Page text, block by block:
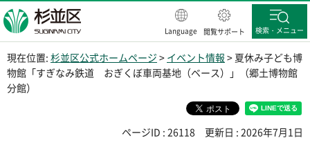
杉並区
Language 閲覧サポート 検索・メニュー
現在位置: 杉並区公式ホームページ > イベント情報 > 夏休み子ども博
物館「すぎなみ鉄道 おぎくぼ車両基地（ベース）」（郷土博物館
分館）
ページID : 26118 更新日 : 2026年7月1日